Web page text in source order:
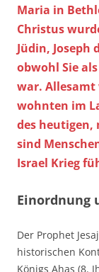
Maria in
Christus
Jüdin, Joseph
obwohl Sie
war. Allesamt
wohnten im
des heutigen,
sind
Israel Krieg
Einordnung
Der Prophet
historischen
Königs Ahas (8.